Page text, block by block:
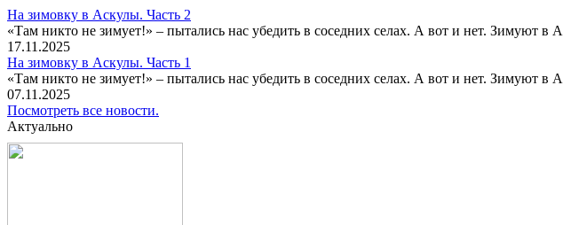
На зимовку в Аскулы. Часть 2
«Там никто не зимует!» – пытались нас убедить в соседних селах. А вот и нет. Зимуют в
17.11.2025
На зимовку в Аскулы. Часть 1
«Там никто не зимует!» – пытались нас убедить в соседних селах. А вот и нет. Зимуют в
07.11.2025
Посмотреть все новости.
Актуально